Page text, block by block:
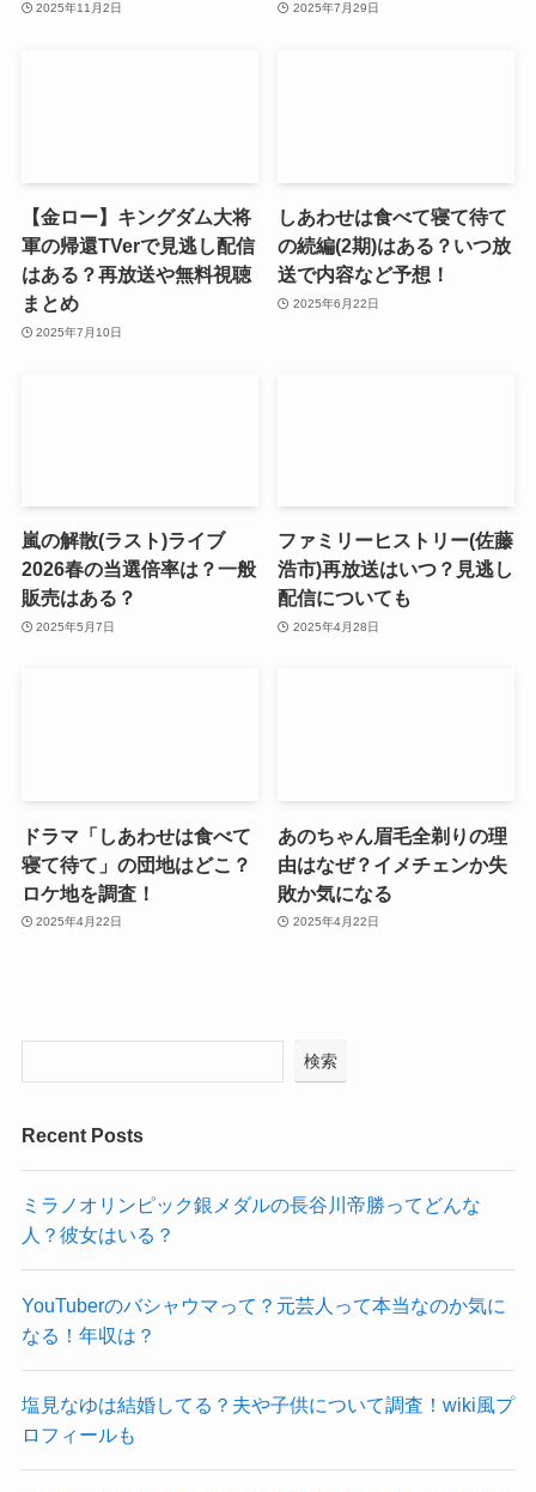
2025年11月2日 2025年7月29日
【金ロー】キングダム大将
軍の帰還TVerで見逃し配信
はある？再放送や無料視聴
まとめ
2025年7月10日
しあわせは食べて寝て待て
の続編(2期)はある？いつ放
送で内容など予想！
2025年6月22日
嵐の解散(ラスト)ライブ
2026春の当選倍率は？一般
販売はある？
2025年5月7日
ファミリーヒストリー(佐藤
浩市)再放送はいつ？見逃し
配信についても
2025年4月28日
ドラマ「しあわせは食べて
寝て待て」の団地はどこ？
ロケ地を調査！
2025年4月22日
あのちゃん眉毛全剃りの理
由はなぜ？イメチェンか失
敗か気になる
2025年4月22日
検索
Recent Posts
ミラノオリンピック銀メダルの長谷川帝勝ってどんな
人？彼女はいる？
YouTuberのバシャウマって？元芸人って本当なのか気に
なる！年収は？
塩見なゆは結婚してる？夫や子供について調査！wiki風プ
ロフィールも